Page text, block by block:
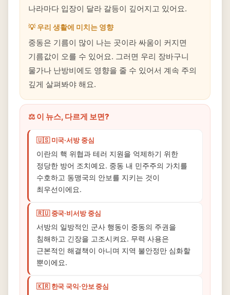
나라마다 입장이 달라 갈등이 깊어지고 있어요.
💡 우리 생활에 미치는 영향
중동은 기름이 많이 나는 곳이라 싸움이 커지면
기름값이 오를 수 있어요. 그러면 우리 장바구니
물가나 난방비에도 영향을 줄 수 있어서 계속 주의
깊게 살펴봐야 해요.
⚖️ 이 뉴스, 다르게 보면?
🇺🇸 미국·서방 중심
이란의 핵 위협과 테러 지원을 억제하기 위한
정당한 방어 조치예요. 중동 내 민주주의 가치를
수호하고 동맹국의 안보를 지키는 것이
최우선이에요.
🇷🇺 중국·비서방 중심
서방의 일방적인 군사 행동이 중동의 주권을
침해하고 긴장을 고조시켜요. 무력 사용은
근본적인 해결책이 아니며 지역 불안정만 심화할
뿐이에요.
🇰🇷 한국 국익·안보 중심